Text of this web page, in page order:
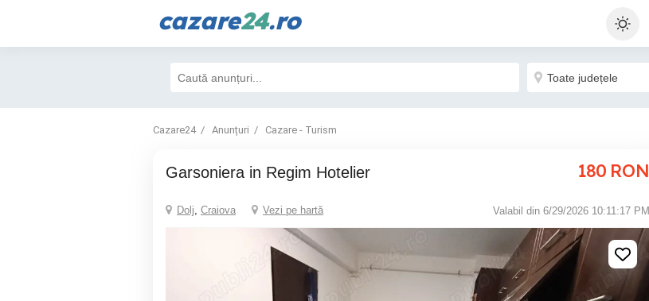
cazare24.ro
Cazare24 Anunțuri Cazare - Turism
Garsoniera in Regim Hotelier 180 RON
Dolj, Craiova Vezi pe hartă Valabil din 6/29/2026 10:11:17 PM